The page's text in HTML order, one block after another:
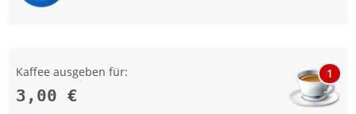
Kaffee ausgeben für:
3,00 €
1